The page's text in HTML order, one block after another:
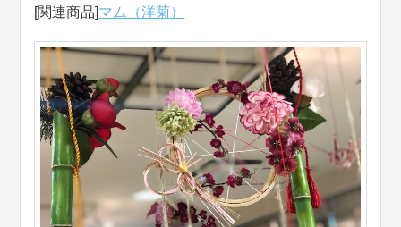
[関連商品]マム（洋菊）